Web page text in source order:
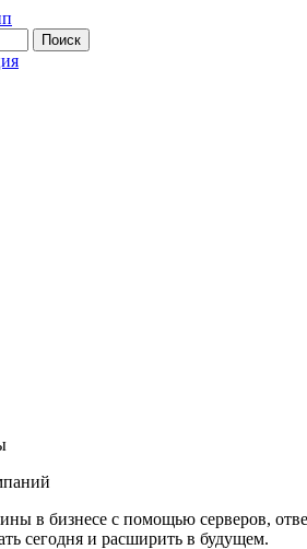
в бизнесе с помощью серверов,
сегодня и расширить в будущем.